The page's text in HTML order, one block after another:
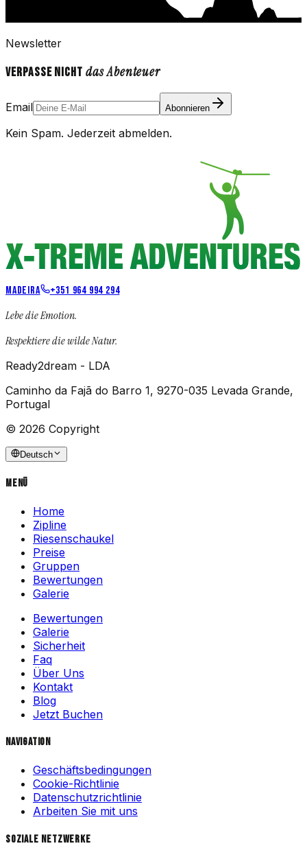
Newsletter
Verpasse nicht das Abenteuer
Email Abonnieren
Kein Spam. Jederzeit abmelden.
MADEIRA +351 964 994 294
Lebe die Emotion.
Respektiere die wilde Natur.
Ready2dream - LDA
Caminho da Fajã do Barro 1, 9270-035 Levada Grande,
Portugal
© 2026 Copyright
Deutsch
Menü
Home
Zipline
Riesenschaukel
Preise
Gruppen
Bewertungen
Galerie
Bewertungen
Galerie
Sicherheit
Faq
Über Uns
Kontakt
Blog
Jetzt Buchen
Navigation
Geschäftsbedingungen
Cookie-Richtlinie
Datenschutzrichtlinie
Arbeiten Sie mit uns
Soziale Netzwerke